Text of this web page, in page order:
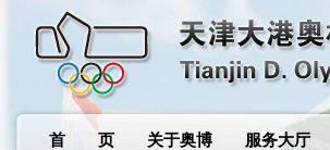
首 页 关于奥博 服务大厅